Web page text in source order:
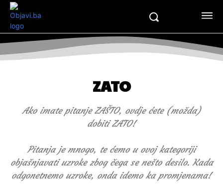
ZATO
Ako imate pitanje ZAŠTO, ovdje ćete (možda)
dobiti ZATO!
Pitanja je mnogo, te ćemo u ovoj kategoriji
objašnjavati uzroke zbog čega se nešto desilo. Kada
odgonetnemo uzroke, onda idemo ka promjenama!